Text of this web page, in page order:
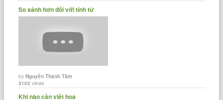
So sánh hơn đối với tính từ
byNguyễn Thành Tâm
3102 views
Khi nào cần viết hoa